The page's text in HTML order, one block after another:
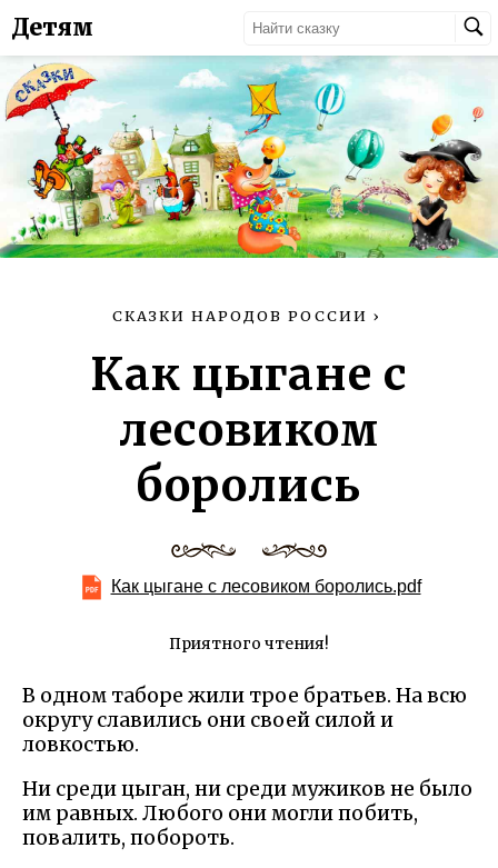
Детям
СКАЗКИ НАРОДОВ РОССИИ ›
Как цыгане с
лесовиком
боролись
Как цыгане с лесовиком боролись.pdf
Приятного чтения!
В одном таборе жили трое братьев. На всю
округу славились они своей силой и
ловкостью.
Ни среди цыган, ни среди мужиков не было
им равных. Любого они могли побить,
повалить, побороть.